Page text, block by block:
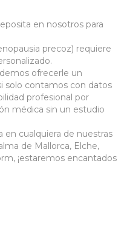
en nosotros para
precoz) requiere
ofrecerle un
solo contamos con datos
profesional por
médica sin un estudio
en cualquiera de nuestras
de Mallorca, Elche,
¡estaremos encantados